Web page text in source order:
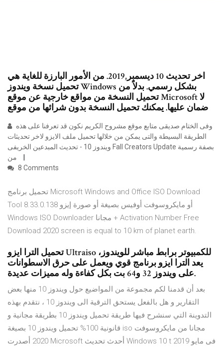
اخر تحديث 10 ديسمبر,2019. من الأمور البارزة للغاية هي
تحميل نسخة ويندوز Windows بشكل رسمي. بدلاً من
تحميل النسخة من مواقع خارجية عن موقع Microsoft لا
ضمان عليها. يمكنك تحميل النسخة بدون شرائها من موقع
الطريقة البسيطة والتى يمكن من خلالها تحميل ملف الايزو لاخر تحديثات
ويندوز 10 - تحديث المبدعين الخريفى Fall Creators Update بصفة رسمية
8 Comments
تحميل برنامج Microsoft Windows and Office ISO Download
Tool 8.33.0.138 أو مايكروسوفت أوفيس بصيغة أو صورة إيزو
Windows ISO Downloader مجانا + Activation Number Free
Download 2020 screen is equal to 10 km of planet earth.
تحميل الترا ايزو Ultraiso للكمبيوتر برابط مباشر للويندوز،
يعد الترا ايزو برنامج قوي ويعمل على حرق الاسطوانات
على ويندوز 32 و64 بت بكل كفاءة وله مميزات عديدة.
بعد أن قدمنا لكم مجموعة من المواضيع حول ويندوز 10 منها بعض
التقارير و هل بالفعل يستحق الترقية الى ويندوز 10 ، نتقدم بهذه
التدوينة التي سنشرح فيها طريقة تحميل ويندوز 10 بطريقة مجانية و
قانونية 100% تحميل ويندوز 10 بصيغة iso مجانا من مايكروسوفت
2020 أصدرت Microsoft أحدث تحديث Windows 10 t فى مايو 2019